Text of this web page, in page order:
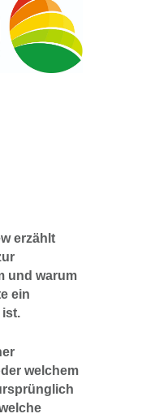
erzählt
und warum
ein
ist.
welchem